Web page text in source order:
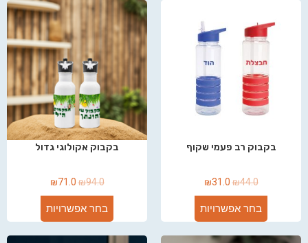
בקבוק רב פעמי שקוף
₪44.0
₪31.0
בחר אפשרויות
בקבוק אקולוגי גדול
₪94.0
₪71.0
בחר אפשרויות